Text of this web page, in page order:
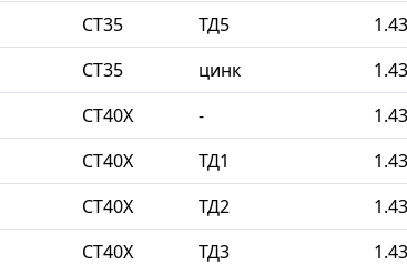
СТ35 ТД5 1.43
СТ35 цинк 1.43
СТ40Х - 1.43
СТ40Х ТД1 1.43
СТ40Х ТД2 1.43
СТ40Х ТД3 1.43